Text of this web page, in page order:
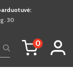
30
0